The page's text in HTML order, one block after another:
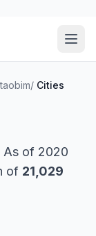
/ Cities
As of 2020
of 21,029